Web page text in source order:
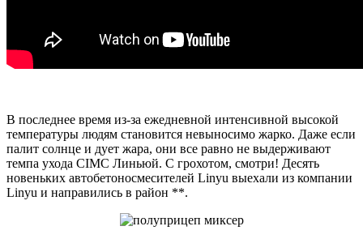
В последнее время из-за ежедневной интенсивной высокой
температуры людям становится невыносимо жарко. Даже если
палит солнце и дует жара, они все равно не выдерживают
темпа ухода CIMC Линьюй. С грохотом, смотри! Десять
новеньких автобетоносмесителей Linyu выехали из компании
Linyu и направились в район **.